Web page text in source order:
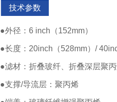
技术参数
●外径：6 inch（152mm）
●长度：20inch（528mm）/
●滤材：折叠玻纤、折叠深层聚
●支撑/导流层：聚丙烯